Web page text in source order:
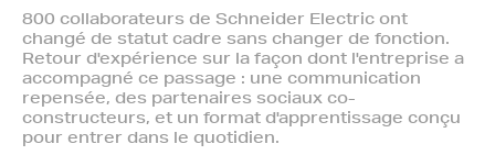
800 collaborateurs de Schneider Electric ont
changé de statut cadre sans changer de fonction.
Retour d'expérience sur la façon dont l'entreprise a
accompagné ce passage : une communication
repensée, des partenaires sociaux co-
constructeurs, et un format d'apprentissage conçu
pour entrer dans le quotidien.